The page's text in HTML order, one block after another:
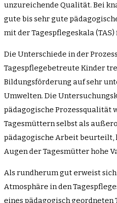
unzureichende Qualität. Bei
gute bis sehr gute
mit der Tagespflegeskala
Die Unterschiede in der
Tagespflegebetreute Kinder
Bildungsförderung auf sehr
Umwelten. Die
pädagogische Prozessqualität
Tagesmüttern selbst als
pädagogische Arbeit beurteilt,
Augen der Tagesmütter hohe
Als rundherum gut erweist
Atmosphäre in den
eines pädagogisch geordneten